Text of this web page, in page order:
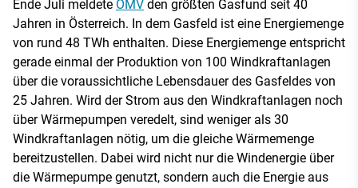
Ende Juli meldete OMV den größten Gasfund seit 40
Jahren in Österreich. In dem Gasfeld ist eine Energiemenge
von rund 48 TWh enthalten. Diese Energiemenge entspricht
gerade einmal der Produktion von 100 Windkraftanlagen
über die voraussichtliche Lebensdauer des Gasfeldes von
25 Jahren. Wird der Strom aus den Windkraftanlagen noch
über Wärmepumpen veredelt, sind weniger als 30
Windkraftanlagen nötig, um die gleiche Wärmemenge
bereitzustellen. Dabei wird nicht nur die Windenergie über
die Wärmepumpe genutzt, sondern auch die Energie aus